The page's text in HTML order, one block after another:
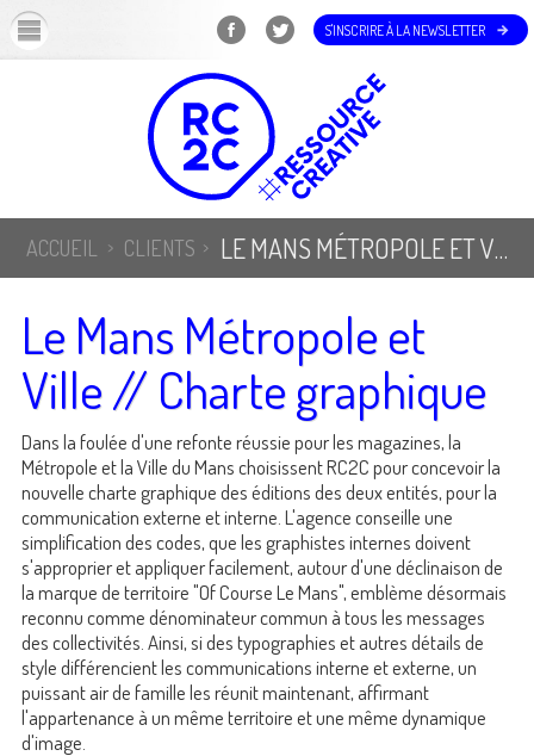
S'INSCRIRE À LA NEWSLETTER
ACCUEIL CLIENTS LE MANS MÉTROPOLE ET VILLE // CHARTE GRAPHIQUE
Le Mans Métropole et
Ville // Charte graphique
Dans la foulée d'une refonte réussie pour les magazines, la
Métropole et la Ville du Mans choisissent RC2C pour concevoir la
nouvelle charte graphique des éditions des deux entités, pour la
communication externe et interne. L'agence conseille une
simplification des codes, que les graphistes internes doivent
s'approprier et appliquer facilement, autour d'une déclinaison de
la marque de territoire "Of Course Le Mans", emblème désormais
reconnu comme dénominateur commun à tous les messages
des collectivités. Ainsi, si des typographies et autres détails de
style différencient les communications interne et externe, un
puissant air de famille les réunit maintenant, affirmant
l'appartenance à un même territoire et une même dynamique
d'image.